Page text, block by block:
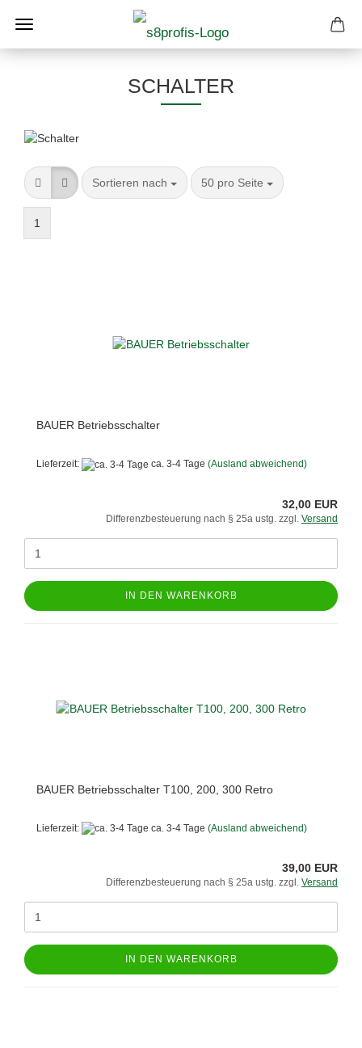
SCHALTER
Sortieren nach
Sortieren nach 50 pro Seite
pro Seite
1
BAUER Betriebsschalter
Lieferzeit: ca. 3-4 Tage (Ausland abweichend)
32,00 EUR
Differenzbesteuerung nach § 25a ustg. zzgl. Versand
IN DEN WARENKORB
BAUER Betriebsschalter T100, 200, 300 Retro
Lieferzeit: ca. 3-4 Tage (Ausland abweichend)
39,00 EUR
Differenzbesteuerung nach § 25a ustg. zzgl. Versand
IN DEN WARENKORB